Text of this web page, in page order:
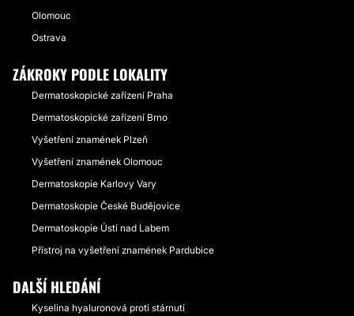
Olomouc
Ostrava
ZÁKROKY PODLE LOKALITY
Dermatoskopické zařízení Praha
Dermatoskopické zařízení Brno
Vyšetření znamének Plzeň
Vyšetření znamének Olomouc
Dermatoskopie Karlovy Vary
Dermatoskopie České Budějovice
Dermatoskopie Ústí nad Labem
Přístroj na vyšetření znamének Pardubice
DALŠÍ HLEDÁNÍ
Kyselina hyaluronová proti stárnutí